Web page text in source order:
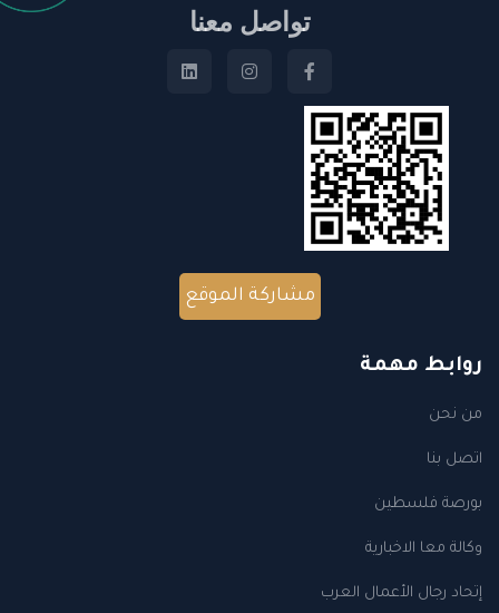
تواصل معنا
مشاركة الموقع
روابط مهمة
من نحن
اتصل بنا
بورصة فلسطين
وكالة معا الاخبارية
إتحاد رجال الأعمال العرب